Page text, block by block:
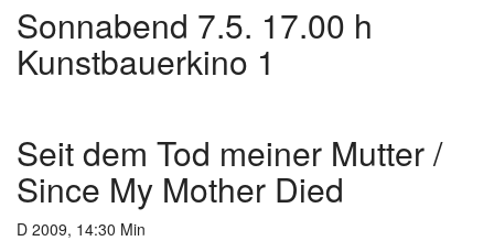
Sonnabend 7.5. 17.00 h
Kunstbauerkino 1
Seit dem Tod meiner Mutter /
Since My Mother Died
D 2009, 14:30 Min